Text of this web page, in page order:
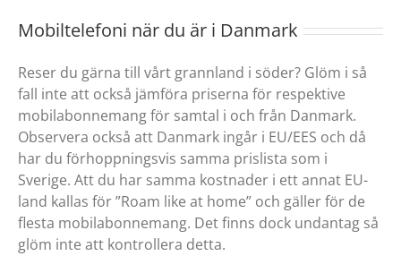
Mobiltelefoni när du är i Danmark
Reser du gärna till vårt grannland i söder? Glöm i så
fall inte att också jämföra priserna för respektive
mobilabonnemang för samtal i och från Danmark.
Observera också att Danmark ingår i EU/EES och då
har du förhoppningsvis samma prislista som i
Sverige. Att du har samma kostnader i ett annat EU-
land kallas för ”Roam like at home” och gäller för de
flesta mobilabonnemang. Det finns dock undantag så
glöm inte att kontrollera detta.